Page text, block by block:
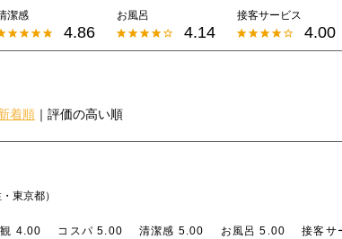
潔感
4.86
お風呂
4.14
接客サービス
4.00
着順 ｜ 評価の高い順
東京都）
4.00 コスパ 5.00 清潔感 5.00 お風呂 5.00 接客サ